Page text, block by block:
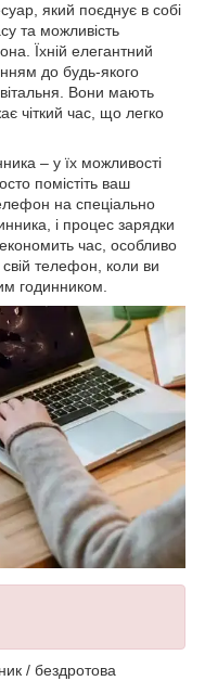
який поєднує в собі
та можливість
Їхній елегантний
до будь-якого
Вони мають
чіткий час, що легко
– у їх можливості
помістіть ваш
на спеціально
і процес зарядки
час, особливо
телефон, коли ви
годинником.
/ бездротова